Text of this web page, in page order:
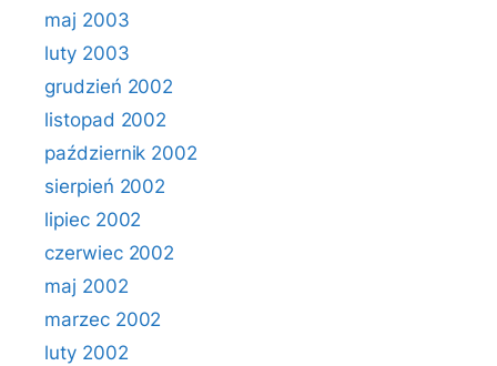
maj 2003
luty 2003
grudzień 2002
listopad 2002
październik 2002
sierpień 2002
lipiec 2002
czerwiec 2002
maj 2002
marzec 2002
luty 2002